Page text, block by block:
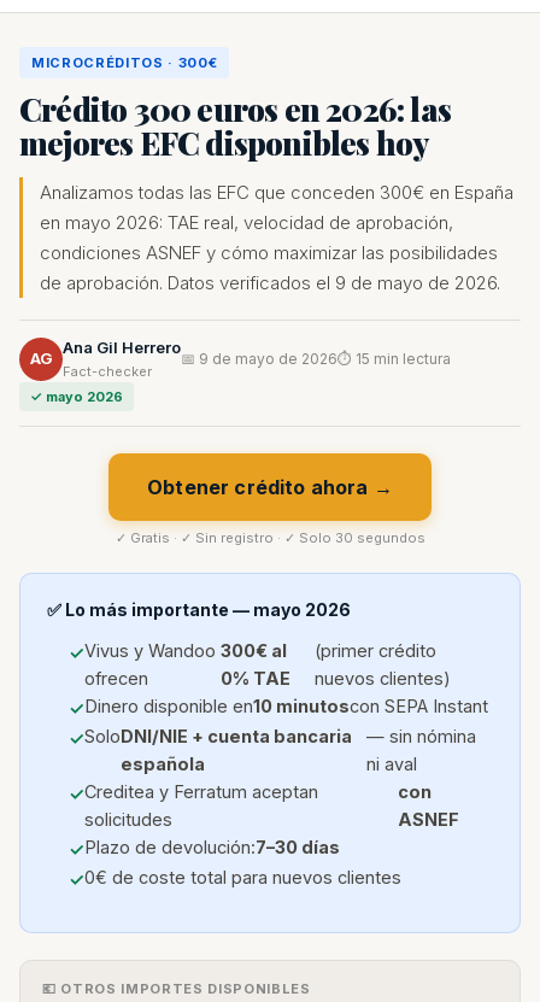
MICROCRÉDITOS · 300€
Crédito 300 euros en 2026: las
mejores EFC disponibles hoy
Analizamos todas las EFC que conceden 300€ en España
en mayo 2026: TAE real, velocidad de aprobación,
condiciones ASNEF y cómo maximizar las posibilidades
de aprobación. Datos verificados el 9 de mayo de 2026.
AG
Ana Gil Herrero
Fact-checker
📅 9 de mayo de 2026⏱ 15 min lectura
✓ mayo 2026
Obtener crédito ahora →
✓ Gratis · ✓ Sin registro · ✓ Solo 30 segundos
✅ Lo más importante — mayo 2026
Vivus y Wandoo
ofrecen
300€ al
0% TAE
(primer crédito
nuevos clientes)
Dinero disponible en10 minutoscon SEPA Instant
SoloDNI/NIE + cuenta bancaria
española
— sin nómina
ni aval
Creditea y Ferratum aceptan
solicitudes
con
ASNEF
Plazo de devolución:7–30 días
0€ de coste total para nuevos clientes
💶 OTROS IMPORTES DISPONIBLES